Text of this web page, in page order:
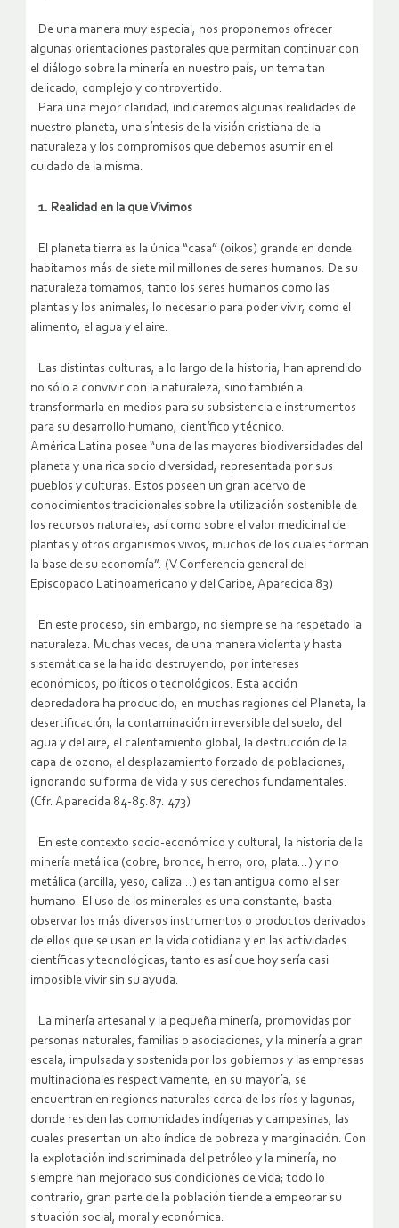
De una manera muy especial, nos proponemos ofrecer
algunas orientaciones pastorales que permitan continuar con
el diálogo sobre la minería en nuestro país, un tema tan
delicado, complejo y controvertido.
Para una mejor claridad, indicaremos algunas realidades de
nuestro planeta, una síntesis de la visión cristiana de la
naturaleza y los compromisos que debemos asumir en el
cuidado de la misma.
1. Realidad en la que Vivimos
El planeta tierra es la única “casa” (oikos) grande en donde
habitamos más de siete mil millones de seres humanos. De su
naturaleza tomamos, tanto los seres humanos como las
plantas y los animales, lo necesario para poder vivir, como el
alimento, el agua y el aire.
Las distintas culturas, a lo largo de la historia, han aprendido
no sólo a convivir con la naturaleza, sino también a
transformarla en medios para su subsistencia e instrumentos
para su desarrollo humano, científico y técnico.
América Latina posee “una de las mayores biodiversidades del
planeta y una rica socio diversidad, representada por sus
pueblos y culturas. Estos poseen un gran acervo de
conocimientos tradicionales sobre la utilización sostenible de
los recursos naturales, así como sobre el valor medicinal de
plantas y otros organismos vivos, muchos de los cuales forman
la base de su economía”. (V Conferencia general del
Episcopado Latinoamericano y del Caribe, Aparecida 83)
En este proceso, sin embargo, no siempre se ha respetado la
naturaleza. Muchas veces, de una manera violenta y hasta
sistemática se la ha ido destruyendo, por intereses
económicos, políticos o tecnológicos. Esta acción
depredadora ha producido, en muchas regiones del Planeta, la
desertificación, la contaminación irreversible del suelo, del
agua y del aire, el calentamiento global, la destrucción de la
capa de ozono, el desplazamiento forzado de poblaciones,
ignorando su forma de vida y sus derechos fundamentales.
(Cfr. Aparecida 84-85.87. 473)
En este contexto socio-económico y cultural, la historia de la
minería metálica (cobre, bronce, hierro, oro, plata…) y no
metálica (arcilla, yeso, caliza…) es tan antigua como el ser
humano. El uso de los minerales es una constante, basta
observar los más diversos instrumentos o productos derivados
de ellos que se usan en la vida cotidiana y en las actividades
científicas y tecnológicas, tanto es así que hoy sería casi
imposible vivir sin su ayuda.
La minería artesanal y la pequeña minería, promovidas por
personas naturales, familias o asociaciones, y la minería a gran
escala, impulsada y sostenida por los gobiernos y las empresas
multinacionales respectivamente, en su mayoría, se
encuentran en regiones naturales cerca de los ríos y lagunas,
donde residen las comunidades indígenas y campesinas, las
cuales presentan un alto índice de pobreza y marginación. Con
la explotación indiscriminada del petróleo y la minería, no
siempre han mejorado sus condiciones de vida; todo lo
contrario, gran parte de la población tiende a empeorar su
situación social, moral y económica.